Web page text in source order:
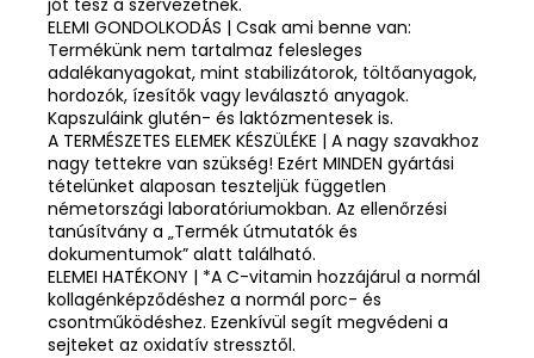
ELEMI GONDOLKODÁS | Csak ami benne van:
Termékünk nem tartalmaz felesleges
adalékanyagokat, mint stabilizátorok, töltőanyagok,
hordozók, ízesítők vagy leválasztó anyagok.
Kapszuláink glutén- és laktózmentesek is.
A TERMÉSZETES ELEMEK KÉSZÜLÉKE | A nagy szavakhoz
nagy tettekre van szükség! Ezért MINDEN gyártási
tételünket alaposan teszteljük független
németországi laboratóriumokban. Az ellenőrzési
tanúsítvány a „Termék útmutatók és
dokumentumok” alatt található.
ELEMEI HATÉKONY | *A C-vitamin hozzájárul a normál
kollagénképződéshez a normál porc- és
csontműködéshez. Ezenkívül segít megvédeni a
sejteket az oxidatív stressztől.